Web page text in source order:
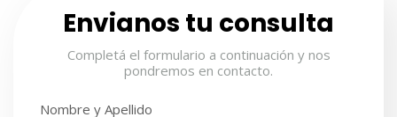
Envianos tu consulta
Completá el formulario a continuación y nos
pondremos en contacto.
Nombre y Apellido